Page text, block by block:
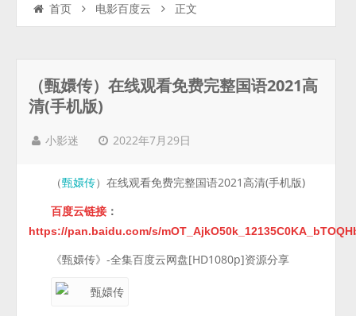
首页 电影百度云 正文
（甄嬛传）在线观看免费完整国语2021高
清(手机版)
小影迷 2022年7月29日
（甄嬛传）在线观看免费完整国语2021高清(手机版)
百度云链接 ：
https://pan.baidu.com/s/
《甄嬛传》-全集百度云网盘[HD1080p]资源分享